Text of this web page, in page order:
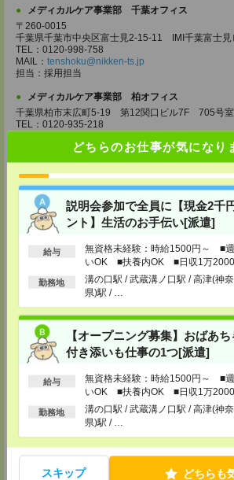
どちらのお仕事が気になり
説明会参加で全員に【現金2千
ント】生活のお手伝い[派遣]
給与
無資格未経験：時給1500円～ ■
いOK ■扶養内OK ■日収1万
以上
勤務地
溝の口駅 / 武蔵溝ノ口駅 / 高津(神奈
県)駅 / …
【オープニング募集】おばあ
付き添いも仕事の1つ[派遣]
給与
無資格未経験：時給1500円～ ■
いOK ■扶養内OK ■日収1万
以上
勤務地
溝の口駅 / 武蔵溝ノ口駅 / 高津(神奈
県)駅 / …
スキップ どちらも
メディカルケア事業部 千葉オフィス
〒260-0015
千葉県千葉市中央区富士見2-15-11 IMI千葉富士見
TEL：0120-998-758
MAIL： tenshoku@nikken-ts.jp
担当：採用担当
メディカルケア事業部 柏オフィス
千葉県柏市末広町5-19 第12関口ビル7F 705号室
TEL：0120-935-218
担当：採用担当
メディカルケア事業部 新宿オフィス
東京都新宿区新宿2-3-10 新宿御苑ビル6階
TEL：0120-457-235
MAIL：tenshoku@nikken-ts.jp
担当：採用担当
メディカルケア事業部 立川事業所
東京都立川市錦町1-12-14
TEL：0120-934-200
MAIL：tenshoku@nikken-ts.jp
メディカルケア事業部 町田オフィス
東京都町田市森野1-7-23 大樹生命町田ビル6F
TEL：0120-453-285
MAIL：tenshoku@nikken-ts.jp
メディカルケア事業部 横浜オフィス
神奈川県横浜市保土ケ谷区神戸町134 横浜ビジネ
TEL：0120-901-799
MAIL：tenshoku@nikken-ts.jp
担当：採用担当